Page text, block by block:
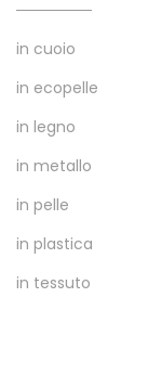
in cuoio
in ecopelle
in legno
in metallo
in pelle
in plastica
in tessuto